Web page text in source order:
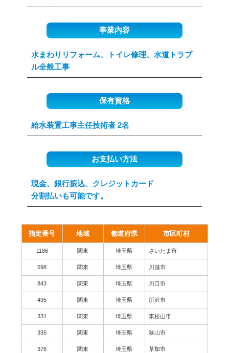
事業内容
水まわりリフォーム、トイレ修理、水道トラブ
ル全般工事
保有資格
給水装置工事主任技術者 2名
お支払い方法
現金、銀行振込、クレジットカード
分割払いも可能です。
指定番号 地域 都道府県 市区町村
1186 関東 埼玉県 さいたま市
598 関東 埼玉県 川越市
843 関東 埼玉県 川口市
495 関東 埼玉県 所沢市
331 関東 埼玉県 東松山市
335 関東 埼玉県 狭山市
376 関東 埼玉県 草加市